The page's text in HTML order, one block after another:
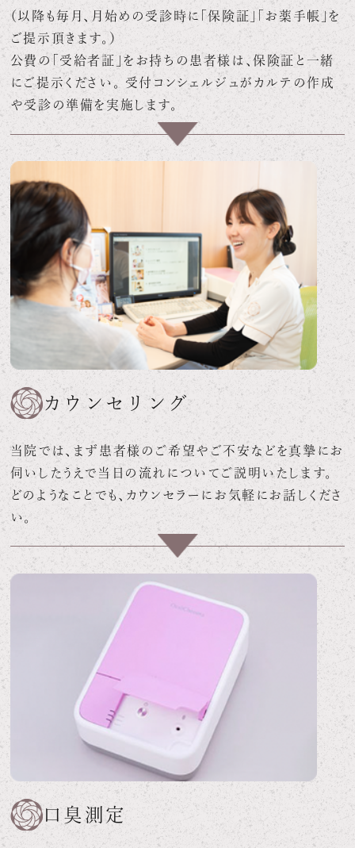
（以降も毎月、月始めの受診時に「保険証」「お薬手帳」を
ご提示頂きます。）
公費の「受給者証」をお持ちの患者様は、保険証と一緒
にご提示ください。 受付コンシェルジュがカルテの作成
や受診の準備を実施します。
カウンセリング
当院では、まず患者様のご希望やご不安などを真摯にお
伺いしたうえで当日の流れについてご説明いたします。
どのようなことでも、カウンセラーにお気軽にお話しくださ
い。
口臭測定